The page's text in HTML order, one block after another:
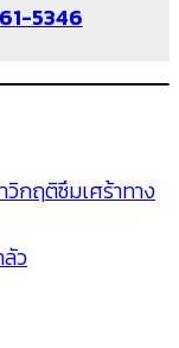
5346
วิกฤติซึมเศร้าทาง
ว